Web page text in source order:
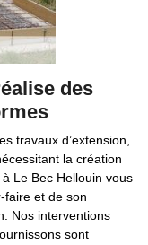
des
travaux d’extension,
la création
Le Bec Hellouin vous
faire et de son
Nos interventions
sont